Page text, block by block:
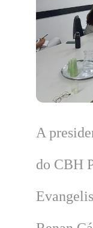
A
do CBH